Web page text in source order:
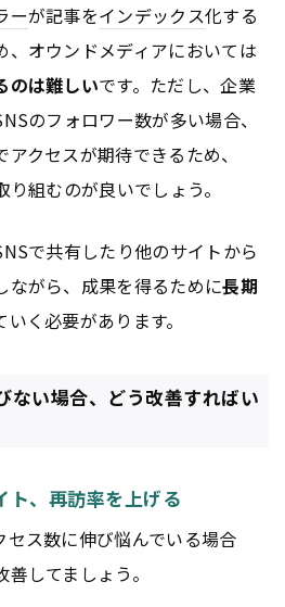
ーが記事をインデックス化する
、オウンドメディアにおいては
のは難しいです。ただし、企業
のフォロワー数が多い場合、
アクセスが期待できるため、
組むのが良いでしょう。
で共有したり他のサイトから
ながら、成果を得るために長期
いく必要があります。
ない場合、どう改善すればい
、再訪率を上げる
セス数に伸び悩んでいる場合
してましょう。